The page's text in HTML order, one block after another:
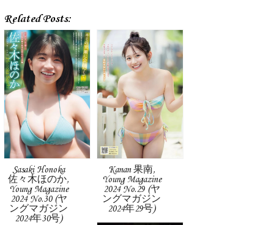
Related Posts:
Sasaki Honoka
佐々木ほのか,
Young Magazine
2024 No.30 (ヤ
ングマガジン
2024年30号)
Kanan 果南,
Young Magazine
2024 No.29 (ヤ
ングマガジン
2024年29号)